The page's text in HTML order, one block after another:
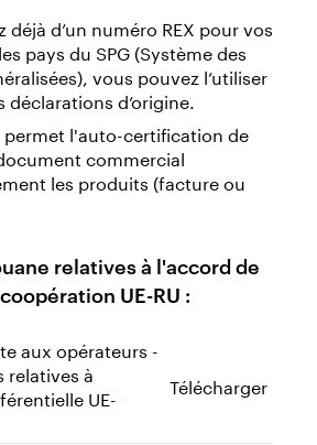
déjà d’un numéro REX pour vos
pays du SPG (Système des
vous pouvez l’utiliser
d’origine.
permet l'auto-certification de
commercial
les produits (facture ou
relatives à l'accord de
UE-RU :
aux opérateurs -
relatives à
UE-
Télécharger